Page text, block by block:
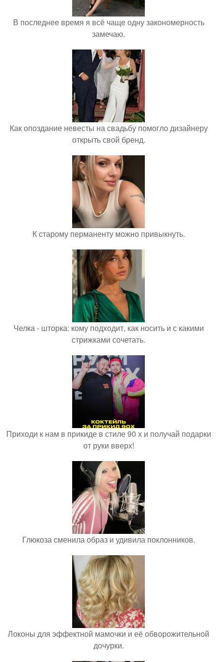
В последнее время я всё чаще одну закономерность
замечаю.
Как опоздание невесты на свадьбу помогло дизайнеру
открыть свой бренд.
К старому перманенту можно привыкнуть.
Челка - шторка: кому подходит, как носить и с какими
стрижками сочетать.
Приходи к нам в прикиде в стиле 90 х и получай подарки
от руки вверх!
Глюкоза сменила образ и удивила поклонников.
Локоны для эффектной мамочки и её обворожительной
дочурки.